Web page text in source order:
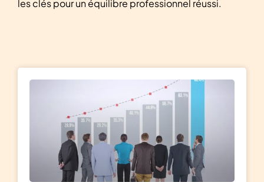
les clés pour un équilibre professionnel réussi.